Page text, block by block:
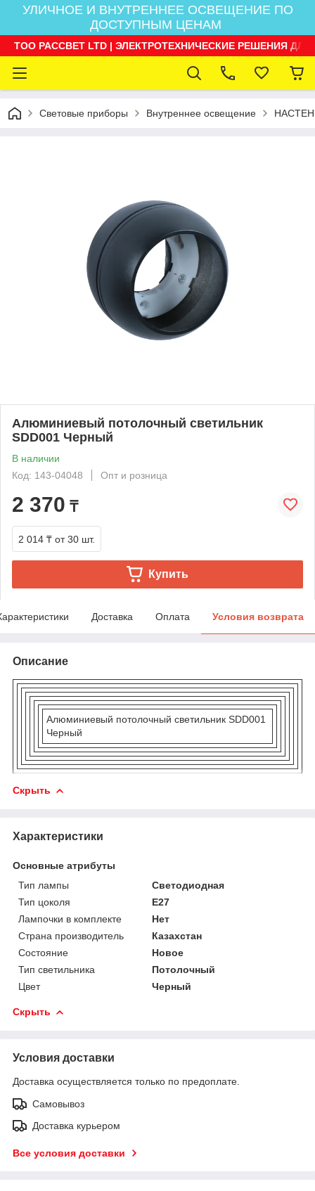
УЛИЧНОЕ И ВНУТРЕННЕЕ ОСВЕЩЕНИЕ ПО
ДОСТУПНЫМ ЦЕНАМ
ТОО РАССВЕТ LTD | ЭЛЕКТРОТЕХНИЧЕСКИЕ РЕШЕНИЯ
Световые приборы Внутреннее освещение
Алюминиевый потолочный светильник
SDD001 Черный
В наличии
Код: 143-04048
Опт и розница
2 370 ₸
2 014 ₸ от 30 шт.
Купить
Доставка Оплата Условия возврата
Описание
Алюминиевый потолочный светильник SDD001
Черный
Скрыть
Характеристики
Основные атрибуты
Тип лампы
Светодиодная
Тип цоколя
E27
Лампочки в комплекте
Нет
Страна производитель
Казахстан
Состояние
Новое
Тип светильника
Потолочный
Цвет
Черный
Скрыть
Условия доставки
Доставка осуществляется только по предоплате.
Самовывоз
Доставка курьером
Все условия доставки